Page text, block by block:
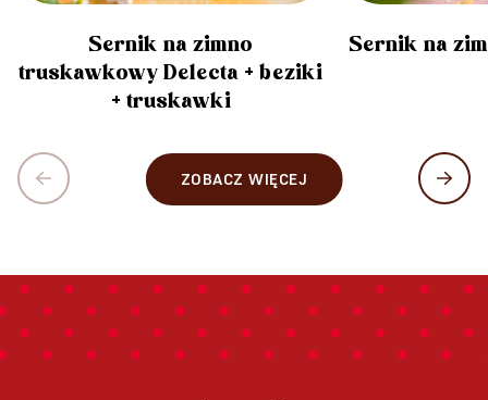
Sernik na zimno
truskawkowy Delecta + beziki
+ truskawki
Sernik na
ZOBACZ WIĘCEJ